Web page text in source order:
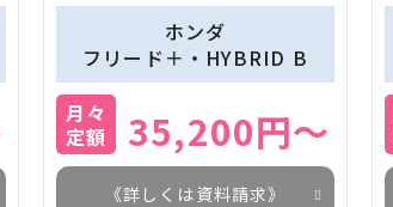
ホンダ
フリード＋・HYBRID B
月々
定額
35,200円～
《詳しくは資料請求》